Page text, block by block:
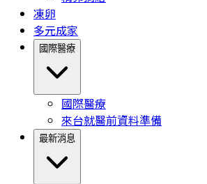
凍卵
多元成家
國際醫療
國際醫療
來台就醫前資料準備
最新消息